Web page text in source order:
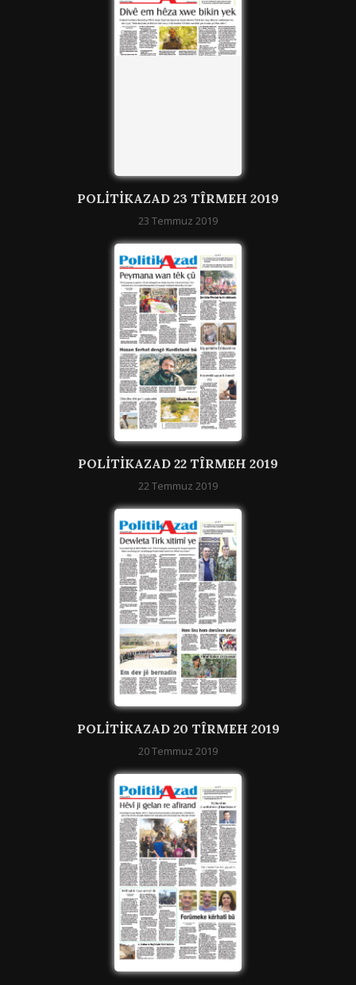
POLITIKAZAD 23 TÎRMEH 2019
23 Temmuz 2019
POLITIKAZAD 22 TÎRMEH 2019
22 Temmuz 2019
POLITIKAZAD 20 TÎRMEH 2019
20 Temmuz 2019